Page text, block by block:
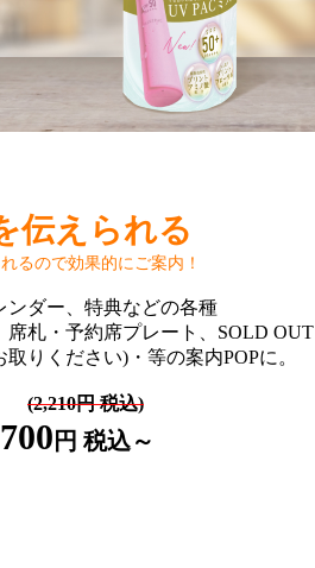
伝えられる
るので効果的にご案内！
ンダー、特典などの各種
席札・予約席プレート、SOLD OUT
りください)・等の案内POPに。
(2,210円 税込)
円 税込～